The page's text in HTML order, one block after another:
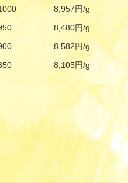
8,957円/g
8,480円/g
8,582円/g
8,105円/g